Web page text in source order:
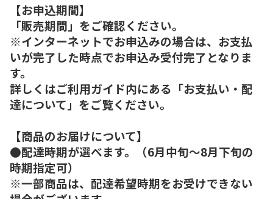
【お申込期間】
「販売期間」をご確認ください。
※インターネットでお申込みの場合は、お支払
いが完了した時点でお申込み受付完了となりま
す。
詳しくはご利用ガイド内にある「お支払い・配
達について」をご覧ください。
【商品のお届けについて】
●配達時期が選べます。（6月中旬～8月下旬の
時期指定可）
※一部商品は、配達希望時期をお受けできない